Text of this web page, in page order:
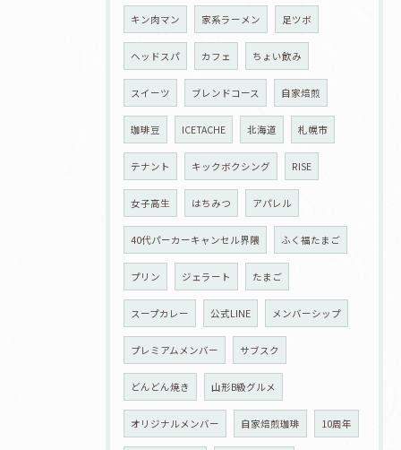
キン肉マン 家系ラーメン 足ツボ
ヘッドスパ カフェ ちょい飲み
スイーツ ブレンドコース 自家焙煎
珈琲豆 ICETACHE 北海道 札幌市
テナント キックボクシング RISE
女子高生 はちみつ アパレル
40代パーカーキャンセル界隈 ふく福たまご
プリン ジェラート たまご
スープカレー 公式LINE メンバーシップ
プレミアムメンバー サブスク
どんどん焼き 山形B級グルメ
オリジナルメンバー 自家焙煎珈琲 10周年